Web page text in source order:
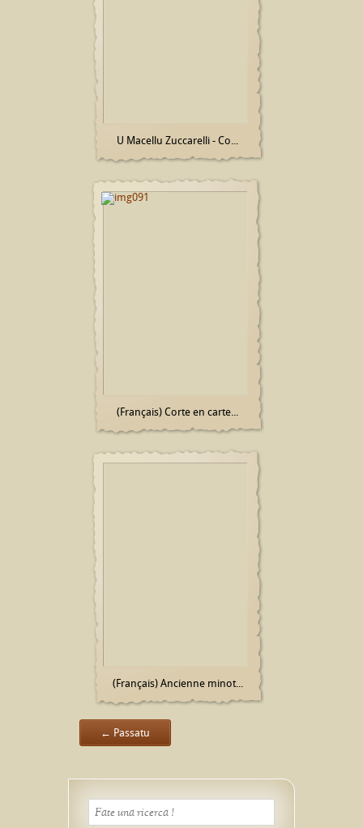
U Macellu Zuccarelli - Co...
(Français) Corte en carte...
(Français) Ancienne minot...
← Passatu